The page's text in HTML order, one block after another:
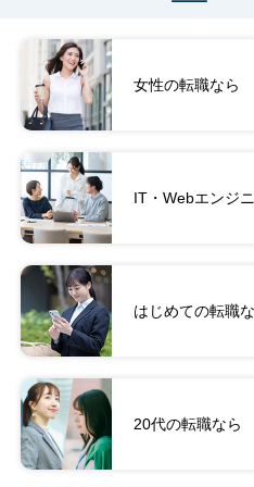
女性の転職なら
IT・Webエンジ
はじめての転職
20代の転職なら